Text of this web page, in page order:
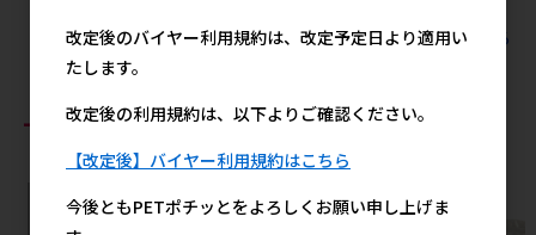
すべてのジェックスの人気商品を見る
おすすめ商品
改定後のバイヤー利用規約は、改定予定日より適用い
たします。
改定後の利用規約は、以下よりご確認ください。
【改定後】バイヤー利用規約はこちら
今後ともPETポチッとをよろしくお願い申し上げま